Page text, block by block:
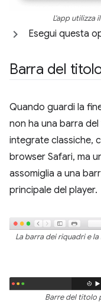
L'app utilizza
Esegui questa
Barra del
Quando guardi la
non ha una barra
integrate classiche,
browser Safari, ma
assomiglia a una
principale del player.
La barra dei riquadri e
Barre del titolo